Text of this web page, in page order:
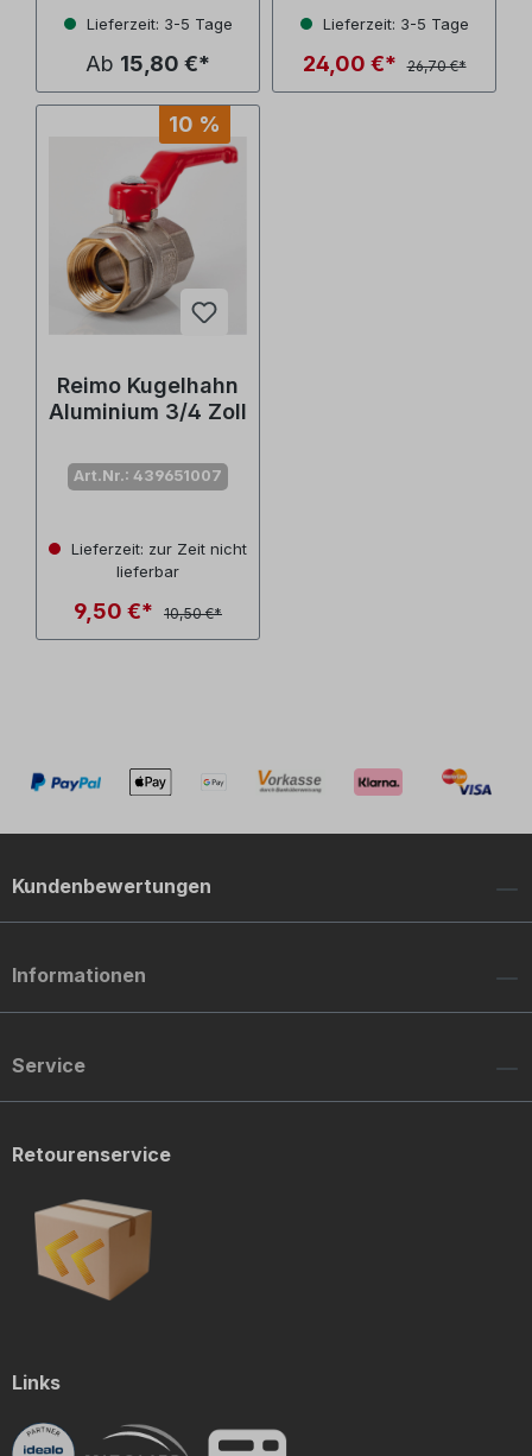
Lieferzeit: 3-5 Tage
Ab 15,80 €*
Lieferzeit: 3-5 Tage
24,00 €* 26,70 €*
10 %
Reimo Kugelhahn
Aluminium 3/4 Zoll
Art.Nr.: 439651007
Lieferzeit: zur Zeit nicht
lieferbar
9,50 €* 10,50 €*
Kundenbewertungen
Informationen
Service
Retourenservice
Links